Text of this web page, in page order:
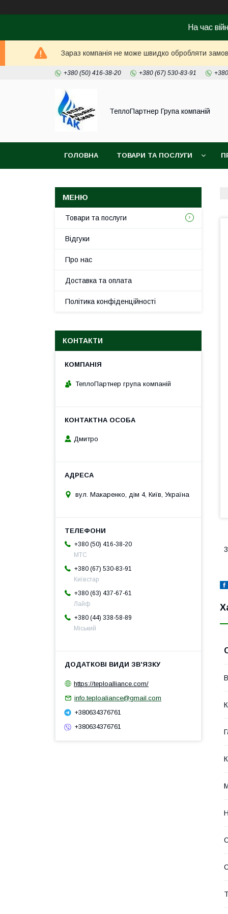
На час
Зараз компанія не може швидко обробляти
+380 (50) 416-38-20 +380 (67) 530-83-91
ТеплоПартнер Група компаній
ГОЛОВНА ТОВАРИ ТА ПОСЛУГИ
Товари та послуги
Відгуки
Про нас
Доставка та оплата
Політика конфіденційності
КОНТАКТИ
ТеплоПартнер група компаній
Дмитро
вул. Макаренко, дім 4, Київ, Україна
+380 (50) 416-38-20
МТС
+380 (67) 530-83-91
Київстар
+380 (63) 437-67-61
Лайф
+380 (44) 338-58-89
Міський
https://teploalliance.com/
info.teploaliance@gmail.com
+380634376761
+380634376761